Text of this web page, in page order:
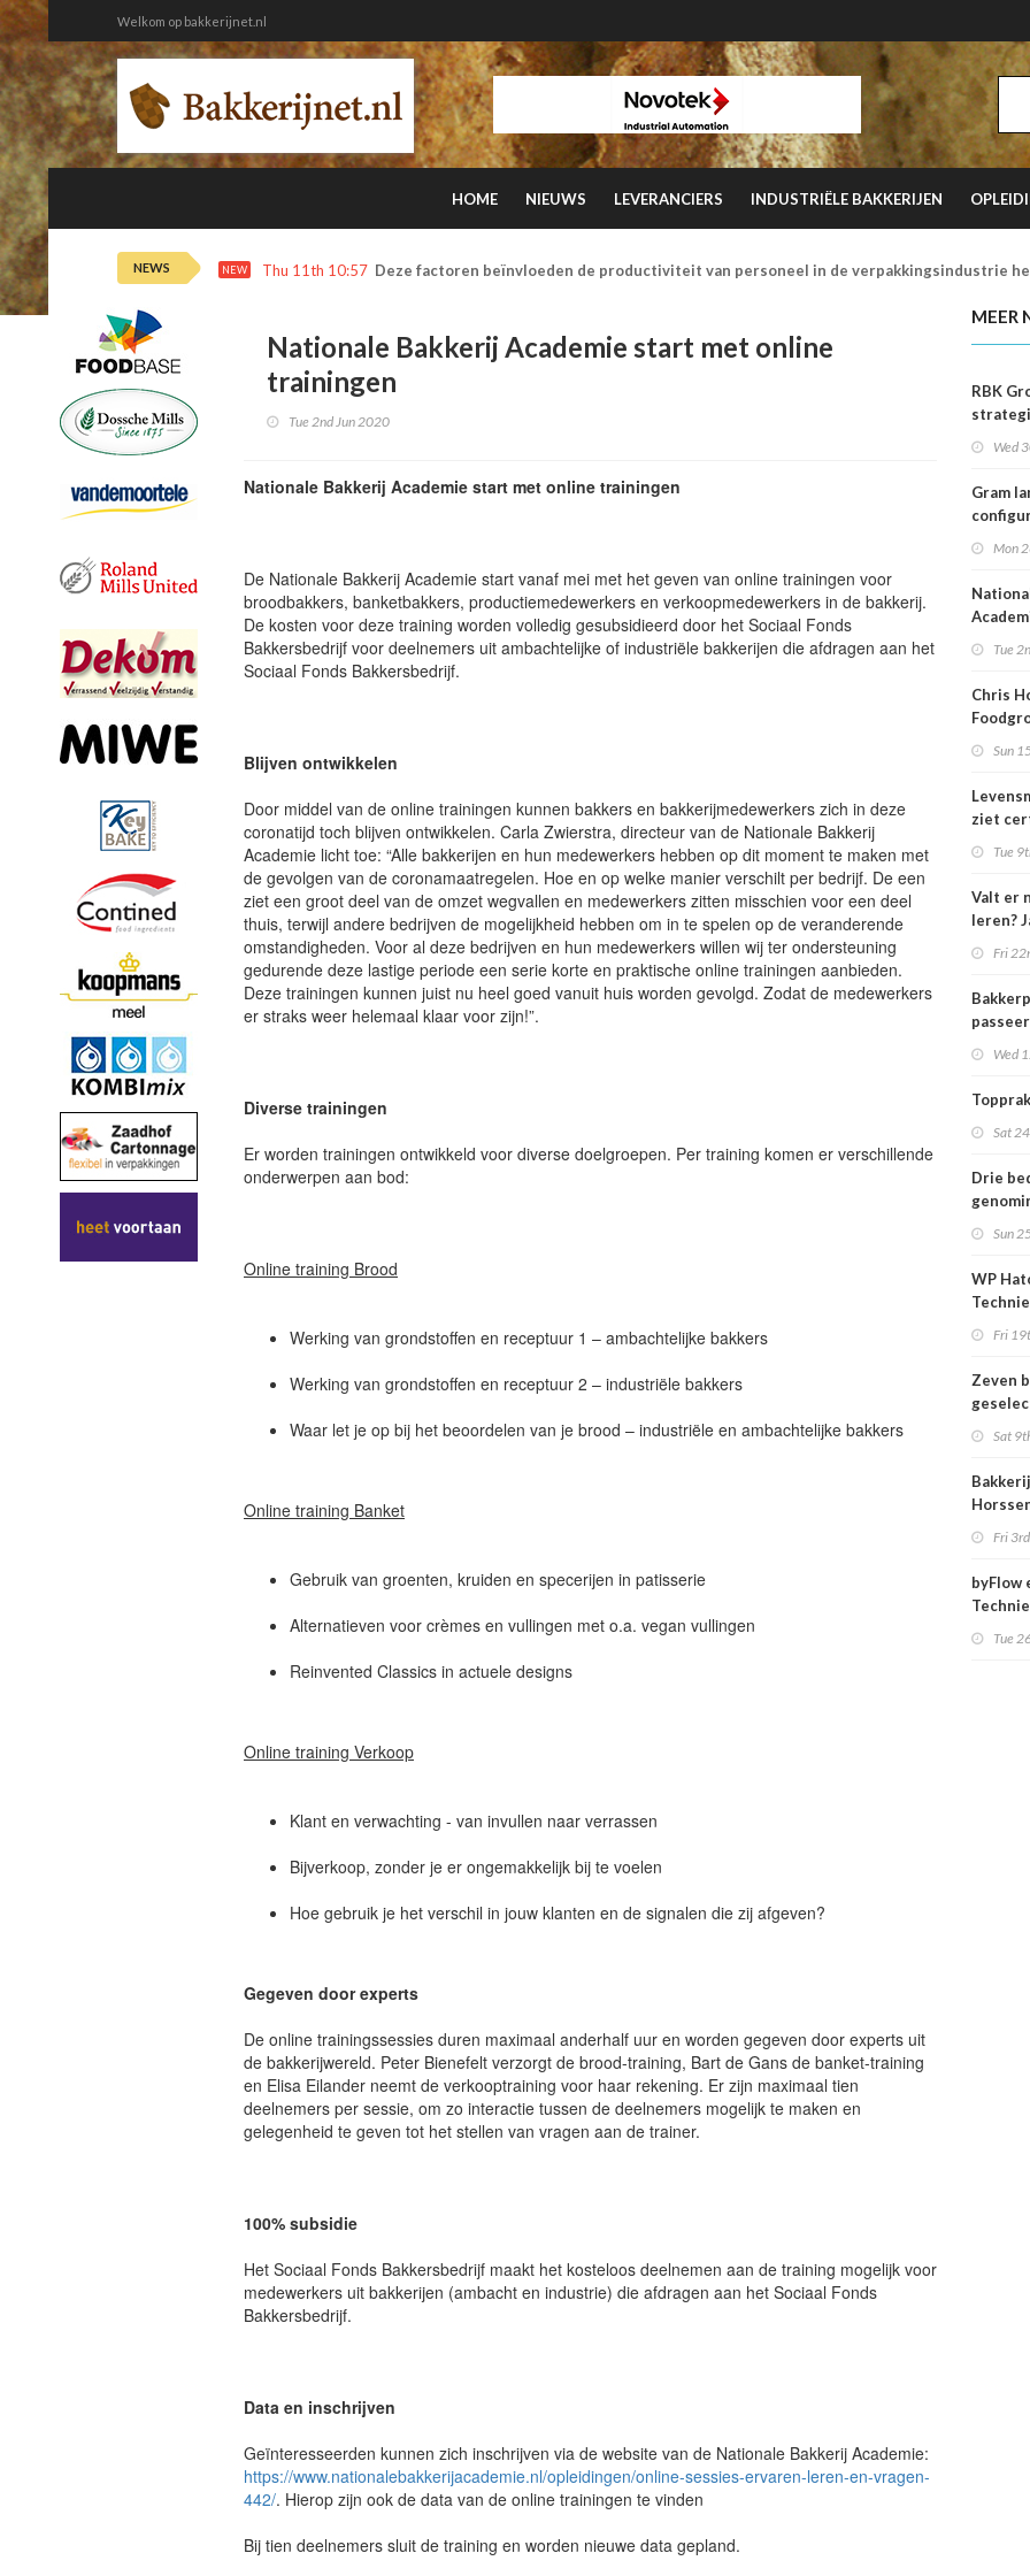
Welkom op bakkerijnet.nl
HOME NIEUWS LEVERANCIERS INDUSTRIËLE BAKKERIJEN
NEWS NEW Thu 11th 10:57 Deze factoren beïnvloeden de productiviteit van personeel in de verpakkingsindustrie
Nationale Bakkerij Academie start met online
trainingen
Tue 2nd Jun 2020
Nationale Bakkerij Academie start met online trainingen
De Nationale Bakkerij Academie start vanaf mei met het geven van online trainingen voor
broodbakkers, banketbakkers, productiemedewerkers en verkoopmedewerkers in de bakkerij.
De kosten voor deze training worden volledig gesubsidieerd door het Sociaal Fonds
Bakkersbedrijf voor deelnemers uit ambachtelijke of industriële bakkerijen die afdragen aan het
Sociaal Fonds Bakkersbedrijf.
Blijven ontwikkelen
Door middel van de online trainingen kunnen bakkers en bakkerijmedewerkers zich in deze
coronatijd toch blijven ontwikkelen. Carla Zwierstra, directeur van de Nationale Bakkerij
Academie licht toe: “Alle bakkerijen en hun medewerkers hebben op dit moment te maken met
de gevolgen van de coronamaatregelen. Hoe en op welke manier verschilt per bedrijf. De een
ziet een groot deel van de omzet wegvallen en medewerkers zitten misschien voor een deel
thuis, terwijl andere bedrijven de mogelijkheid hebben om in te spelen op de veranderende
omstandigheden. Voor al deze bedrijven en hun medewerkers willen wij ter ondersteuning
gedurende deze lastige periode een serie korte en praktische online trainingen aanbieden.
Deze trainingen kunnen juist nu heel goed vanuit huis worden gevolgd. Zodat de medewerkers
er straks weer helemaal klaar voor zijn!”.
Diverse trainingen
Er worden trainingen ontwikkeld voor diverse doelgroepen. Per training komen er verschillende
onderwerpen aan bod:
Online training Brood
Werking van grondstoffen en receptuur 1 – ambachtelijke bakkers
Werking van grondstoffen en receptuur 2 – industriële bakkers
Waar let je op bij het beoordelen van je brood – industriële en ambachtelijke bakkers
Online training Banket
Gebruik van groenten, kruiden en specerijen in patisserie
Alternatieven voor crèmes en vullingen met o.a. vegan vullingen
Reinvented Classics in actuele designs
Online training Verkoop
Klant en verwachting - van invullen naar verrassen
Bijverkoop, zonder je er ongemakkelijk bij te voelen
Hoe gebruik je het verschil in jouw klanten en de signalen die zij afgeven?
Gegeven door experts
De online trainingssessies duren maximaal anderhalf uur en worden gegeven door experts uit
de bakkerijwereld. Peter Bienefelt verzorgt de brood-training, Bart de Gans de banket-training
en Elisa Eilander neemt de verkooptraining voor haar rekening. Er zijn maximaal tien
deelnemers per sessie, om zo interactie tussen de deelnemers mogelijk te maken en
gelegenheid te geven tot het stellen van vragen aan de trainer.
100% subsidie
Het Sociaal Fonds Bakkersbedrijf maakt het kosteloos deelnemen aan de training mogelijk voor
medewerkers uit bakkerijen (ambacht en industrie) die afdragen aan het Sociaal Fonds
Bakkersbedrijf.
Data en inschrijven
Geïnteresseerden kunnen zich inschrijven via de website van de Nationale Bakkerij Academie:
https://www.nationalebakkerijacademie.nl/opleidingen/online-sessies-ervaren-leren-en-vragen-
442/. Hierop zijn ook de data van de online trainingen te vinden
Bij tien deelnemers sluit de training en worden nieuwe data gepland.
MEER
RBK
Verhoef
Wed
Gram
Mon
Tue
Chris
Sun
ziet
Tue
Valt er
leren?
Fri
Wed
Sat
Drie
Bakkerij
Sun
WP
Fri
Zeven
Bakkerij
Sat
Fri
byFlow
Food
Tue